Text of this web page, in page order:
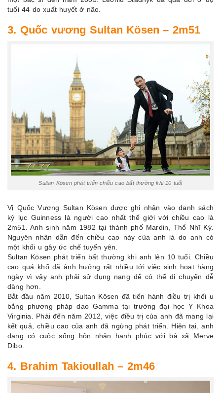
tuổi 44 do xuất huyết ở não.
3. Quốc vương Sultan Kösen – 2m51
Sultan Kösen phát triển chiều cao bất thường khi 10 tuổi
Vị Quốc Vương Sultan Kösen được ghi nhận vào danh sách
kỷ lục Guinness là người cao nhất thế giới với chiều cao là
2m51. Anh sinh năm 1982 tại thành phố Mardin, Thổ Nhĩ Kỳ.
Nguyên nhân dẫn đến chiều cao này của anh là do anh có
một khối u gây ức chế tuyến yên.
Sultan Kösen phát triển bất thường khi anh lên 10 tuổi. Chiều
cao quá khổ đã ảnh hưởng rất nhiều tới việc sinh hoạt hàng
ngày vì vậy anh phải sử dụng nạng để có thể di chuyển dễ
dàng hơn.
Bắt đầu năm 2010, Sultan Kösen đã tiến hành điều trị khối u
bằng phương pháp dao Gamma tại trường đại học Y Khoa
Virginia. Phải đến năm 2012, việc điều trị của anh đã mang lại
kết quả, chiều cao của anh đã ngừng phát triển. Hiện tại, anh
đang có cuộc sống hôn nhân hạnh phúc với bà xã Merve
Dibo.
4. Brahim Takioullah – 2m46